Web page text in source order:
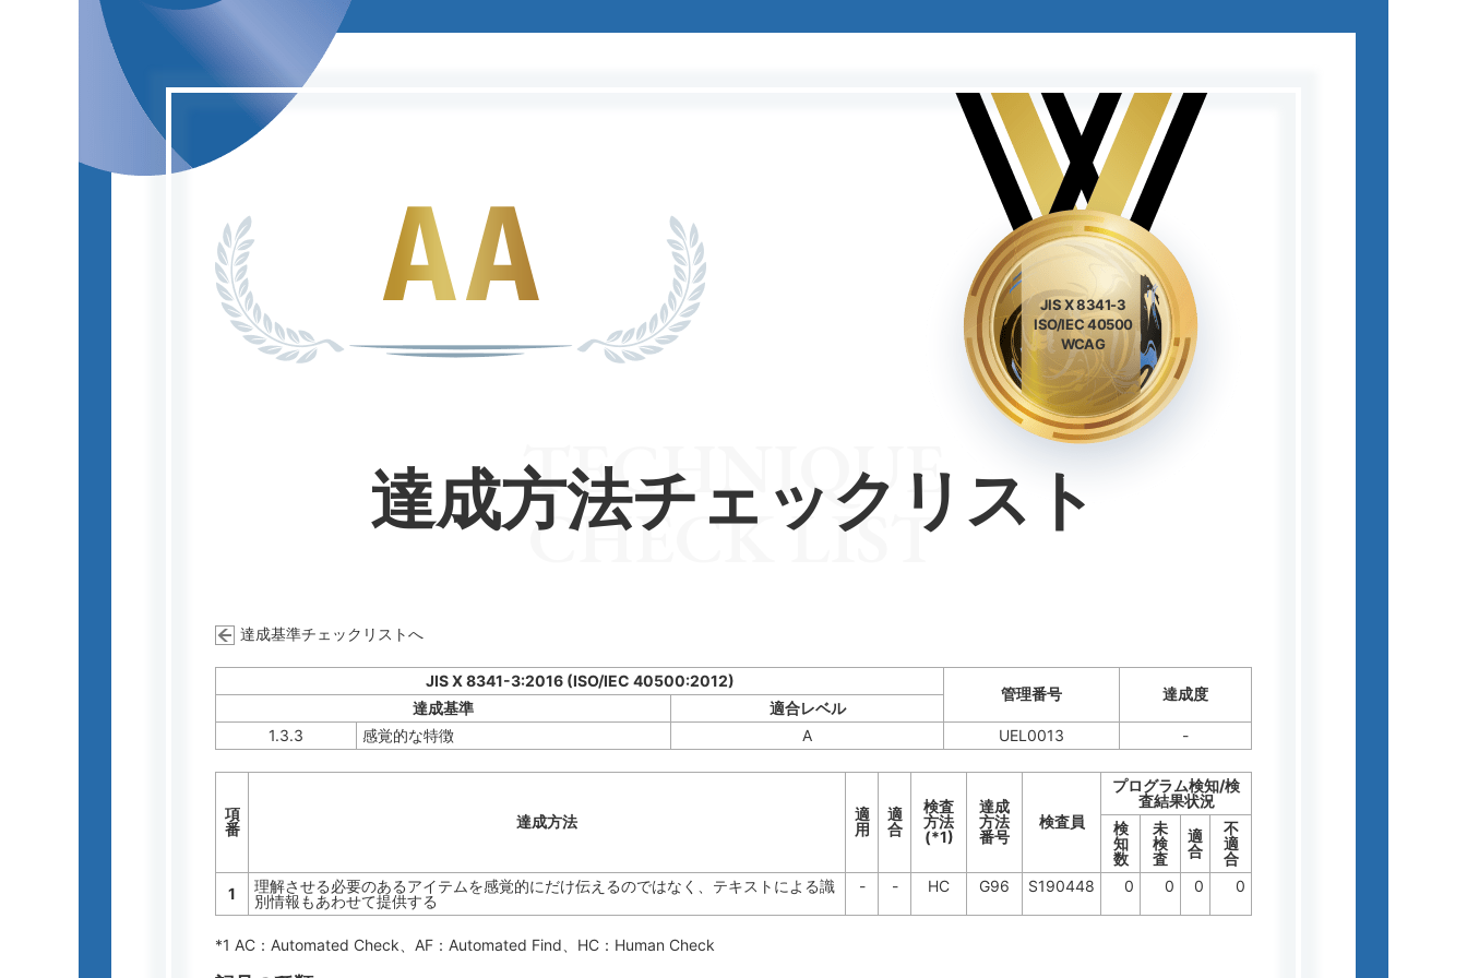
JIS X 8341-3
ISO/IEC 40500
WCAG
達成方法チェックリスト
TECHNIQUE
CHECK LIST
達成基準チェックリストへ
JIS X 8341-3:2016 (ISO/IEC 40500:2012)
管理番号 達成度
達成基準
適合レベル
1.3.3
感覚的な特徴 A UEL0013 -
項
番
達成方法
適
用
適
合
検査
方法
(*1)
達成
方法
番号
検査員
プログラム検知/検
査結果状況
検
知
数
未
検
査
適
合
不
適
合
1
理解させる必要のあるアイテムを感覚的にだけ伝えるのではなく、テキストによる識
別情報もあわせて提供する
- - HC G96 S190448 0 0 0 0
*1 AC： Automated Check 、AF： Automated Find 、HC： Human Check